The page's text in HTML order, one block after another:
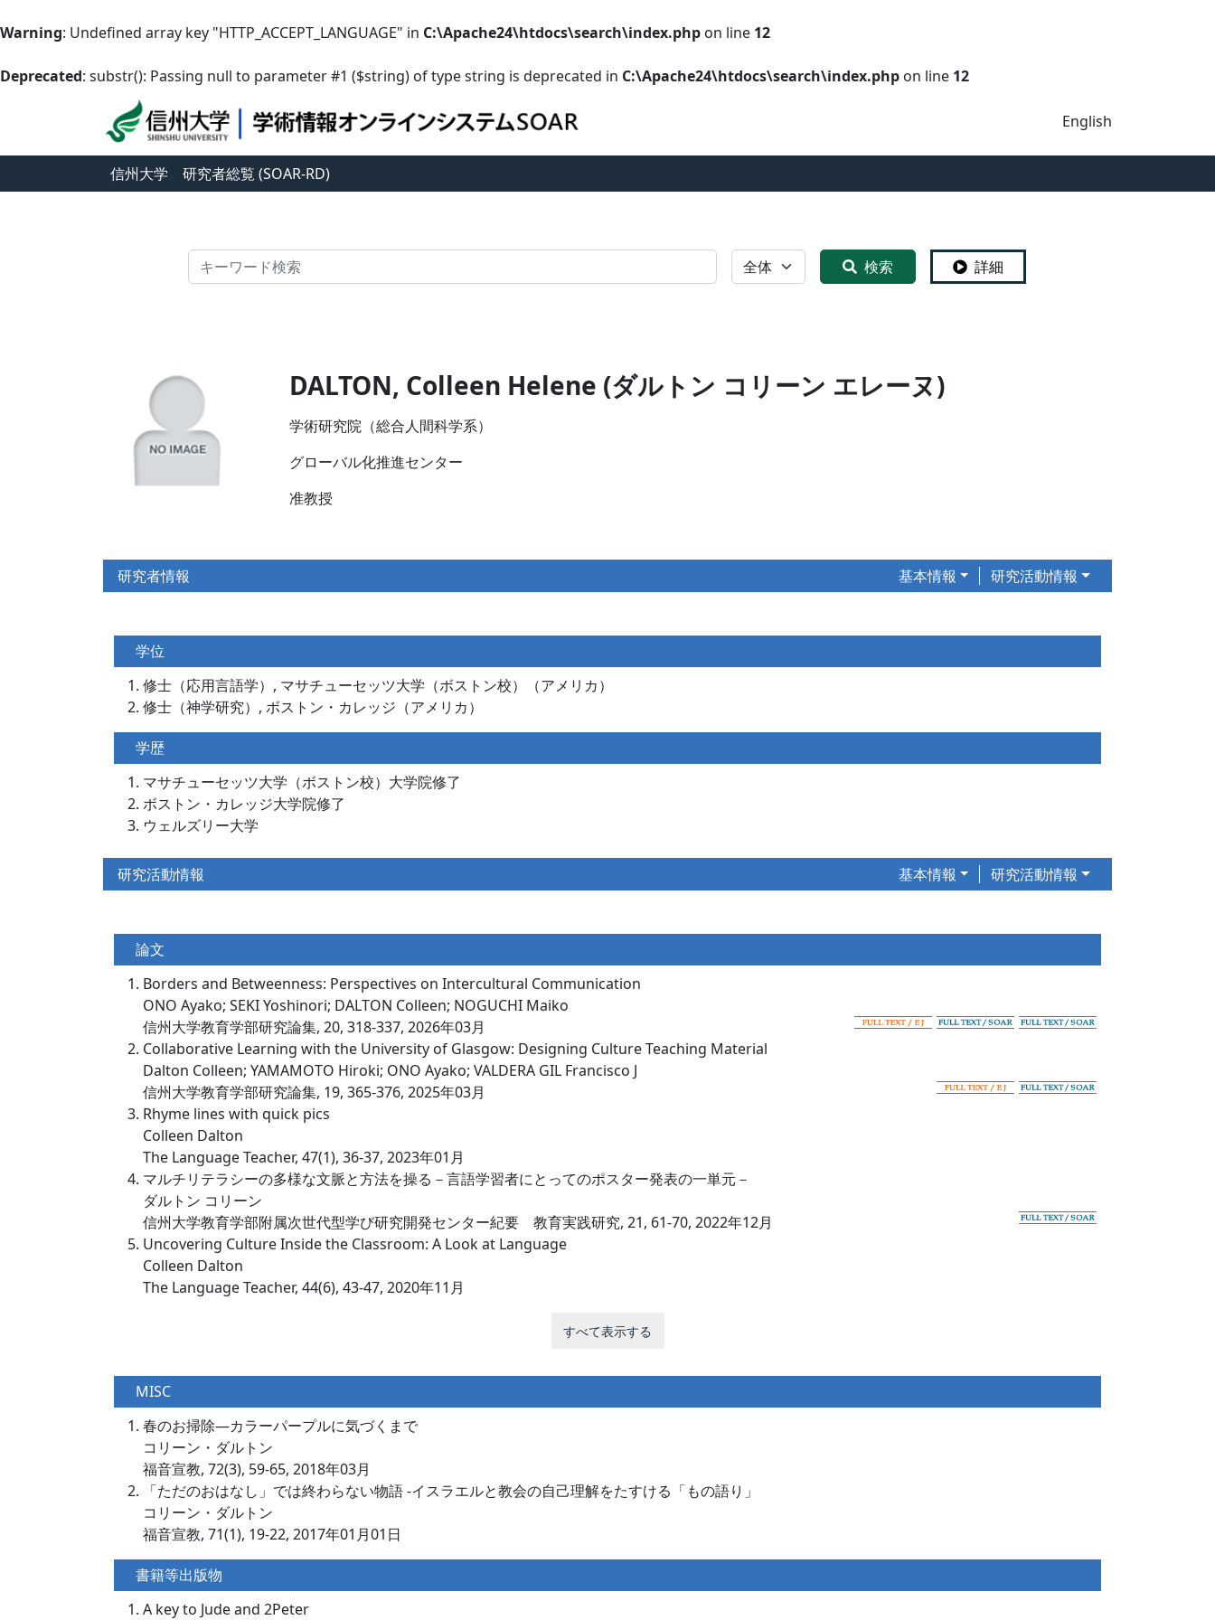
Warning: Undefined array key "HTTP_ACCEPT_LANGUAGE" in C:\Apache24\htdocs\search\index.php on line 12
Deprecated: substr(): Passing null to parameter #1 ($string) of type string is deprecated in C:\Apache24\htdocs\search\index.php on line 12
English
信州大学 研究者総覧 (SOAR-RD)
検索 全体 検索 詳細
DALTON, Colleen Helene (ダルトン コリーン エレーヌ)
学術研究院（総合人間科学系）
グローバル化推進センター
准教授
研究者情報 基本情報 研究活動情報
学位
修士（応用言語学）, マサチューセッツ大学（ボストン校）（アメリカ）
修士（神学研究）, ボストン・カレッジ（アメリカ）
学歴
マサチューセッツ大学（ボストン校）大学院修了
ボストン・カレッジ大学院修了
ウェルズリー大学
研究活動情報 基本情報 研究活動情報
論文
Borders and Betweenness: Perspectives on Intercultural Communication
ONO Ayako; SEKI Yoshinori; DALTON Colleen; NOGUCHI Maiko
信州大学教育学部研究論集, 20, 318-337, 2026年03月
Collaborative Learning with the University of Glasgow: Designing Culture Teaching Material
Dalton Colleen; YAMAMOTO Hiroki; ONO Ayako; VALDERA GIL Francisco J
信州大学教育学部研究論集, 19, 365-376, 2025年03月
Rhyme lines with quick pics
Colleen Dalton
The Language Teacher, 47(1), 36-37, 2023年01月
マルチリテラシーの多様な文脈と方法を操る－言語学習者にとってのポスター発表の一単元－
ダルトン コリーン
信州大学教育学部附属次世代型学び研究開発センター紀要 教育実践研究, 21, 61-70, 2022年12月
Uncovering Culture Inside the Classroom: A Look at Language
Colleen Dalton
The Language Teacher, 44(6), 43-47, 2020年11月
すべて表示する
MISC
春のお掃除—カラーパープルに気づくまで
コリーン・ダルトン
福音宣教, 72(3), 59-65, 2018年03月
「ただのおはなし」では終わらない物語 -イスラエルと教会の自己理解をたすける「もの語り」
コリーン・ダルトン
福音宣教, 71(1), 19-22, 2017年01月01日
書籍等出版物
A key to Jude and 2Peter